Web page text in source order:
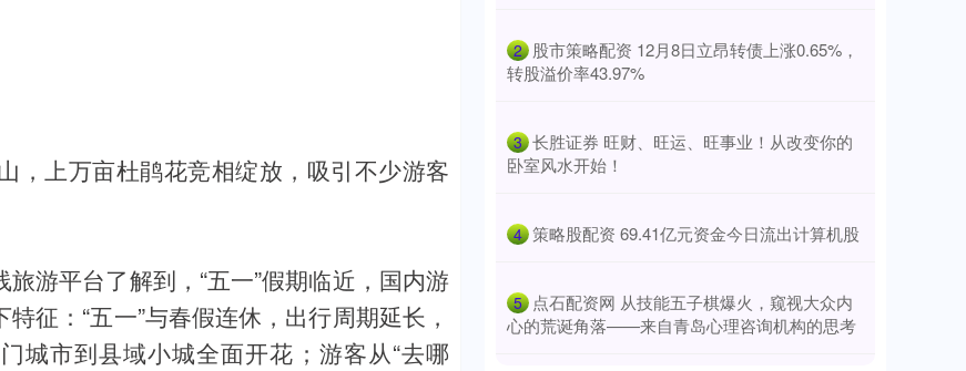
，上万亩杜鹃花竞相绽放，吸引不少游客
游平台了解到，“五一”假期临近，国内游
征：“五一”与春假连休，出行周期延长，
城市到县域小城全面开花；游客从“去哪
2 ​股市策略配资 12月8日立昂转债上涨0.65%，
转股溢价率43.97%
3 ​长胜证券 旺财、旺运、旺事业！从改变你的
卧室风水开始！
4 ​策略股配资 69.41亿元资金今日流出计算机股
5 ​点石配资网 从技能五子棋爆火，窥视大众内
心的荒诞角落——来自青岛心理咨询机构的思考